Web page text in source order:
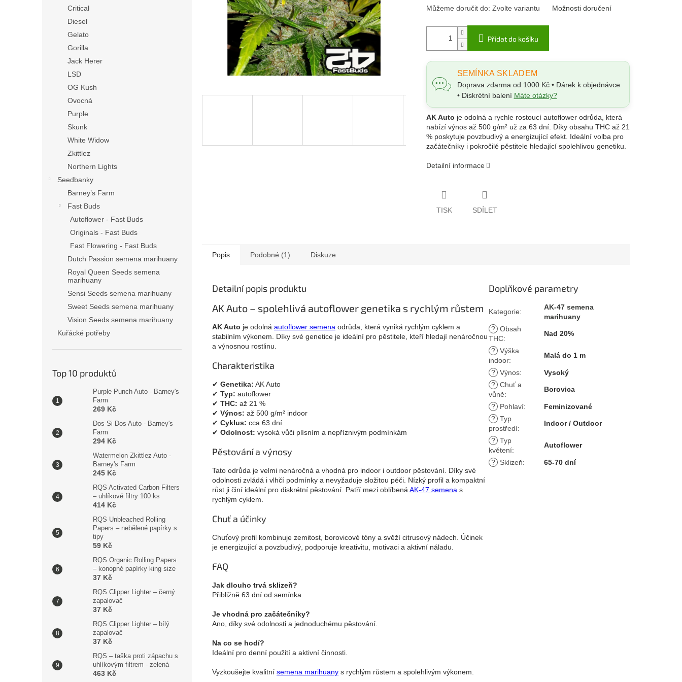
Critical
Diesel
Gelato
Gorilla
Jack Herer
LSD
OG Kush
Ovocná
Purple
Skunk
White Widow
Zkittlez
Northern Lights
Seedbanky
Barney’s Farm
Fast Buds
Autoflower - Fast Buds
Originals - Fast Buds
Fast Flowering - Fast Buds
Dutch Passion semena marihuany
Royal Queen Seeds semena
marihuany
Sensi Seeds semena marihuany
Sweet Seeds semena marihuany
Vision Seeds semena marihuany
Kuřácké potřeby
Top 10 produktů
Purple Punch Auto - Barney's
Farm
269 Kč
Dos Si Dos Auto - Barney's
Farm
294 Kč
Watermelon Zkittlez Auto -
Barney's Farm
245 Kč
RQS Activated Carbon Filters
– uhlíkové filtry 100 ks
414 Kč
RQS Unbleached Rolling
Papers – nebělené papírky s
tipy
59 Kč
RQS Organic Rolling Papers
– konopné papírky king size
37 Kč
RQS Clipper Lighter – černý
zapalovač
37 Kč
RQS Clipper Lighter – bílý
zapalovač
37 Kč
RQS – taška proti zápachu s
uhlíkovým filtrem - zelená
463 Kč
Můžeme doručit do: Zvolte variantu Možnosti doručení
Přidat do košíku
SEMÍNKA SKLADEM
Doprava zdarma od 1000 Kč • Dárek k objednávce
• Diskrétní balení Máte otázky?
AK Auto je odolná a rychle rostoucí autoflower odrůda, která
nabízí výnos až 500 g/m² už za 63 dní. Díky obsahu THC až 21
% poskytuje povzbudivý a energizující efekt. Ideální volba pro
začátečníky i pokročilé pěstitele hledající spolehlivou genetiku.
Detailní informace
TISK SDÍLET
Popis Podobné (1) Diskuze
Detailní popis produktu
AK Auto – spolehlivá autoflower genetika s rychlým růstem
AK Auto je odolná autoflower semena odrůda, která vyniká rychlým cyklem a
stabilním výkonem. Díky své genetice je ideální pro pěstitele, kteří hledají nenáročnou
a výnosnou rostlinu.
Charakteristika
✔ Genetika: AK Auto
✔ Typ: autoflower
✔ THC: až 21 %
✔ Výnos: až 500 g/m² indoor
✔ Cyklus: cca 63 dní
✔ Odolnost: vysoká vůči plísním a nepříznivým podmínkám
Pěstování a výnosy
Tato odrůda je velmi nenáročná a vhodná pro indoor i outdoor pěstování. Díky své
odolnosti zvládá i vlhčí podmínky a nevyžaduje složitou péči. Nízký profil a kompaktní
růst ji činí ideální pro diskrétní pěstování. Patří mezi oblíbená AK-47 semena s
rychlým cyklem.
Chuť a účinky
Chuťový profil kombinuje zemitost, borovicové tóny a svěží citrusový nádech. Účinek
je energizující a povzbudivý, podporuje kreativitu, motivaci a aktivní náladu.
FAQ
Jak dlouho trvá sklizeň?
Přibližně 63 dní od semínka.
Je vhodná pro začátečníky?
Ano, díky své odolnosti a jednoduchému pěstování.
Na co se hodí?
Ideální pro denní použití a aktivní činnosti.
Vyzkoušejte kvalitní semena marihuany s rychlým růstem a spolehlivým výkonem.
Doplňkové parametry
Kategorie:
AK-47 semena
marihuany
? Obsah
THC:
Nad 20%
? Výška
indoor:
Malá do 1 m
? Výnos:
Vysoký
? Chuť a
vůně:
Borovica
? Pohlaví:
Feminizované
? Typ
prostředí:
Indoor / Outdoor
? Typ
květení:
Autoflower
? Sklizeň: 65-70 dní